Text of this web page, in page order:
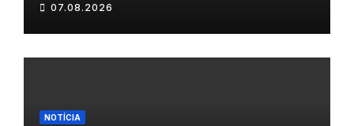
07.08.2026
NOTÍCIA